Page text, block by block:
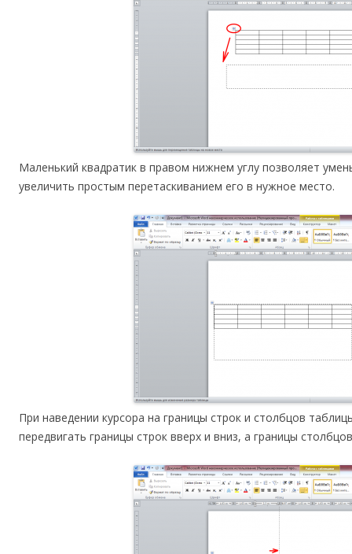
Маленький квадратик в правом нижнем углу позволяет
увеличить простым перетаскиванием его в нужное место.
При наведении курсора на границы строк и столбцов
передвигать границы строк вверх и вниз, а границы